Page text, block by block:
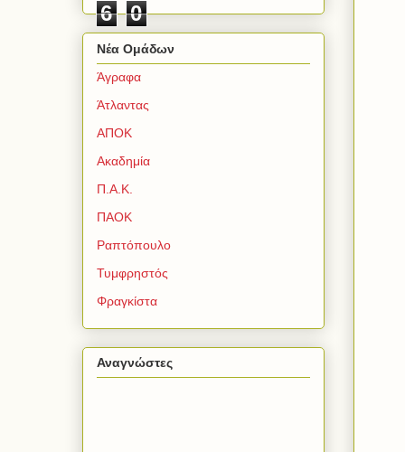
6
0
Νέα Ομάδων
Άγραφα
Άτλαντας
ΑΠΟΚ
Ακαδημία
Π.Α.Κ.
ΠΑΟΚ
Ραπτόπουλο
Τυμφρηστός
Φραγκίστα
Αναγνώστες